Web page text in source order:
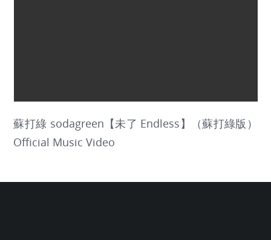
蘇打綠 sodagreen【未了 Endless】（蘇打綠版）
Official Music Video